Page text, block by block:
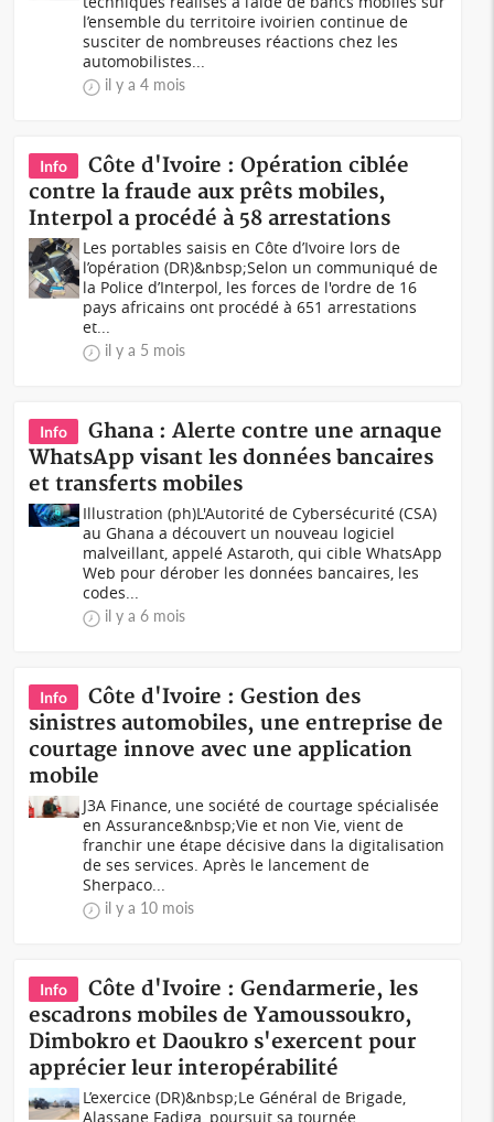
l’ensemble du territoire ivoirien continue de
susciter de nombreuses réactions chez les
automobilistes...
il y a 4 mois
Info
Côte d'Ivoire : Opération ciblée
contre la fraude aux prêts mobiles,
Interpol a procédé à 58 arrestations
Les portables saisis en Côte d’Ivoire lors de
l’opération (DR)&nbsp;Selon un communiqué de
la Police d’Interpol, les forces de l'ordre de 16
pays africains ont procédé à 651 arrestations
et...
il y a 5 mois
Info
Ghana : Alerte contre une arnaque
WhatsApp visant les données bancaires
et transferts mobiles
Illustration (ph)L'Autorité de Cybersécurité (CSA)
au Ghana a découvert un nouveau logiciel
malveillant, appelé Astaroth, qui cible WhatsApp
Web pour dérober les données bancaires, les
codes...
il y a 6 mois
Info
Côte d'Ivoire : Gestion des
sinistres automobiles, une entreprise de
courtage innove avec une application
mobile
J3A Finance, une société de courtage spécialisée
en Assurance&nbsp;Vie et non Vie, vient de
franchir une étape décisive dans la digitalisation
de ses services. Après le lancement de
Sherpaco...
il y a 10 mois
Info
Côte d'Ivoire : Gendarmerie, les
escadrons mobiles de Yamoussoukro,
Dimbokro et Daoukro s'exercent pour
apprécier leur interopérabilité
L’exercice (DR)&nbsp;Le Général de Brigade,
Alassane Fadiga, poursuit sa tournée